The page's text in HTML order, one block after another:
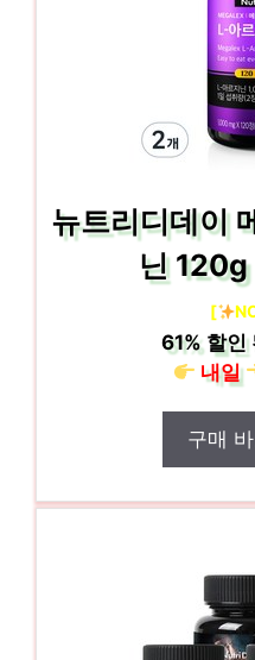
뉴트리디데이
닌
[
61%할인
내일
구매